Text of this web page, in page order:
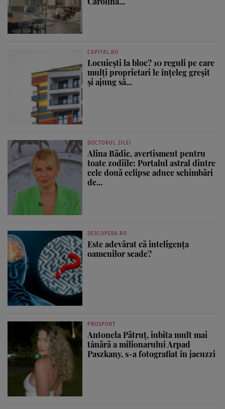
CAPITAL.RO
Locuiești la bloc? 10 reguli pe care
mulți proprietari le înțeleg greșit
și ajung să...
DOCTORUL ZILEI
Alina Bădic, avertisment pentru
toate zodiile: Portalul astral dintre
cele două eclipse aduce schimbări
de...
DESCOPERA.RO
Este adevărat că inteligența
oamenilor scade?
PROSPORT
Antonela Pătruț, iubita mult mai
tânără a milionarului Arpad
Paszkany, s-a fotografiat în jacuzzi